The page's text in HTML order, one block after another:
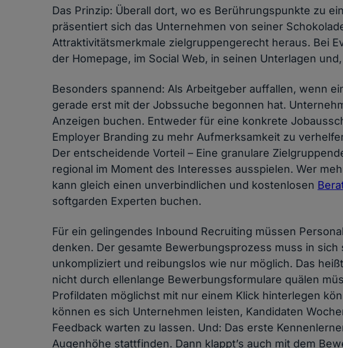
Das Prinzip: Überall dort, wo es Berührungspunkte zu
präsentiert sich das Unternehmen von seiner
Attraktivitätsmerkmale zielgruppengerecht heraus. Bei
der Homepage, im Social Web, in seinen Unterlagen
Besonders spannend: Als Arbeitgeber auffallen, wenn
gerade erst mit der Jobssuche begonnen hat.
Anzeigen buchen. Entweder für eine konkrete
Employer Branding zu mehr Aufmerksamkeit zu
Der entscheidende Vorteil – Eine granulare
regional im Moment des Interesses ausspielen. Wer
kann gleich einen unverbindlichen und kostenlosen
softgarden Experten buchen.
Für ein gelingendes Inbound Recruiting müssen
denken. Der gesamte Bewerbungsprozess muss in sich
unkompliziert und reibungslos wie nur möglich. Das
nicht durch ellenlange Bewerbungsformulare quälen
Profildaten möglichst mit nur einem Klick hinterlegen
können es sich Unternehmen leisten, Kandidaten
Feedback warten zu lassen. Und: Das erste
Augenhöhe stattfinden. Dann klappt’s auch mit dem